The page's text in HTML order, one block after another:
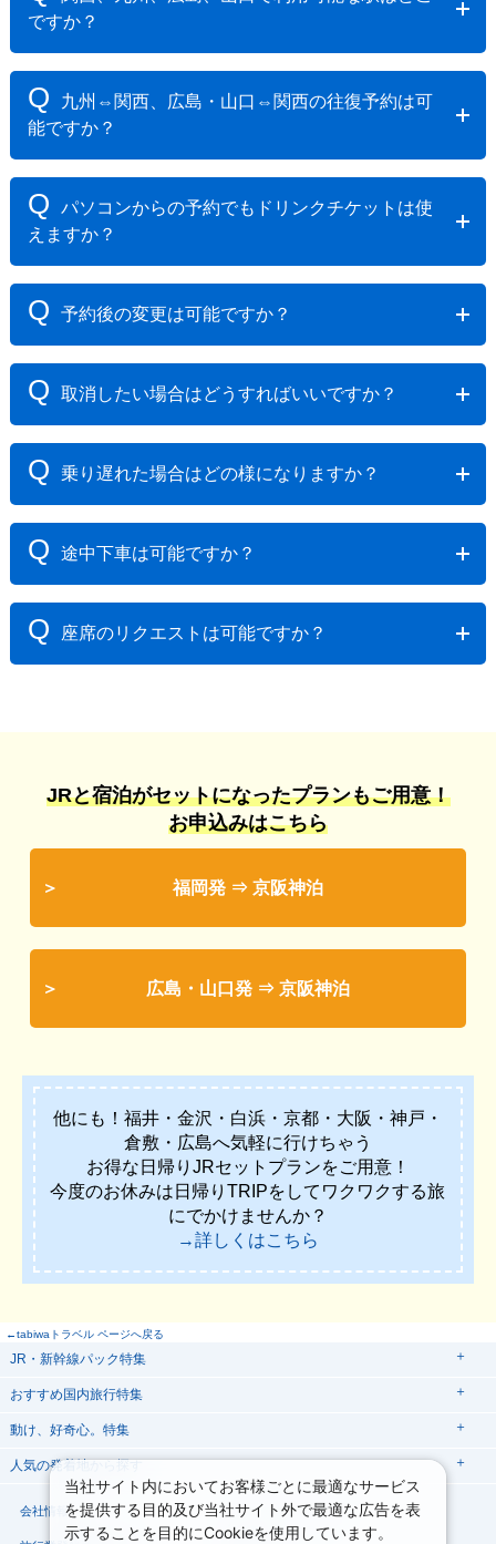
ですか？
A
【関西エリア】新大阪、新神戸、西明石、姫路
【九州エリア】小倉、博多
【広島エリア】広島・福山・新尾道・三原・東広島
【山口エリア】新山口・徳山・厚狭
Q
九州⇔関西、広島・山口⇔関西の往復予約は可
能ですか？
A
口 ⇒ 関西の「詳細・予約」ボタンより進み、「往復」
を選択してお申込みください。
Q
パソコンからの予約でもドリンクチケットは使
えますか？
A
ト引換の際には必ずスマートフォンが必要になりま
す。
Q 予約後の変更は可能ですか？
A
扱いとなります。現在の予約を取り消し後、新たにご
予約をお取りください。
Q 取消したい場合はどうすればいいですか？
A
ご旅行前日23:49までマイページよりお取消が可能で
す。ただし、毎月末最終日の21：00～23：49の時間帯
は取消はできませんので、ご注意ください。
■JR券を駅の指定席券売機で発券した後の取消
必ず列車の出発時間までに最寄りのJR駅（みどりの窓
口）にて往復分の指定席の取消証明を受けてくださ
い。その後、10日間を目安に申込み店舗にJR券を返送
してください。取消証明がない場合は払戻ができませ
た額の返金処理をします。
※カード会社からの返金はカード会社の引き落としス
ケジュールによって異なります。
※取消料は日帰り商品となりますので10日前より発生
Q 乗り遅れた場合はどの様になりますか？
A
ご乗車は頂けません。
Q 途中下車は可能ですか？
A
せん。
Q 座席のリクエストは可能ですか？
JRと宿泊がセットになったプランもご用意！
お申込みはこちら
福岡発 ⇒ 京阪神泊
広島・山口発 ⇒ 京阪神泊
他にも！福井・金沢・白浜・京都・大阪・神戸・
倉敷・広島へ気軽に行けちゃう
お得な日帰りJRセットプランをご用意！
今度のお休みは日帰りTRIPをしてワクワクする旅
にでかけませんか？
→詳しくはこちら
←tabiwaトラベル ページへ戻る
JR・新幹線パック特集
tabiwaスペシャル
日帰りTrip
おすすめ国内旅行特集
ユニバーサル・スタジオ・ジャパンへの旅
贅沢時間 熊本
大阪
動け、好奇心。特集
西の日キャンペーン
こだわり企画 鉄道 京都 美酒旅 祭り花火 期間限定イベント
人気の発着地から探す
関西→金沢旅 関西→広島旅
関西→岡山旅 関西→博多旅
会社情報 プライバシーポリシー
当社サイト内においてお客様ごとに最適なサービス
を提供する目的及び当社サイト外で最適な広告を表
示することを目的にCookieを使用しています。